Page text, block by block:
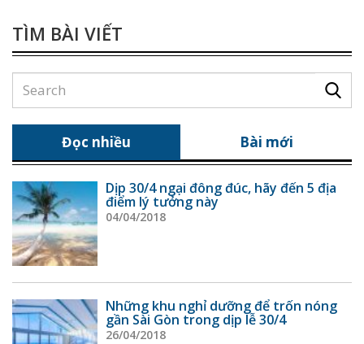
TÌM BÀI VIẾT
Đọc nhiều Bài mới
Dịp 30/4 ngại đông đúc, hãy đến 5 địa
điểm lý tưởng này
04/04/2018
Những khu nghỉ dưỡng để trốn nóng
gần Sài Gòn trong dịp lễ 30/4
26/04/2018